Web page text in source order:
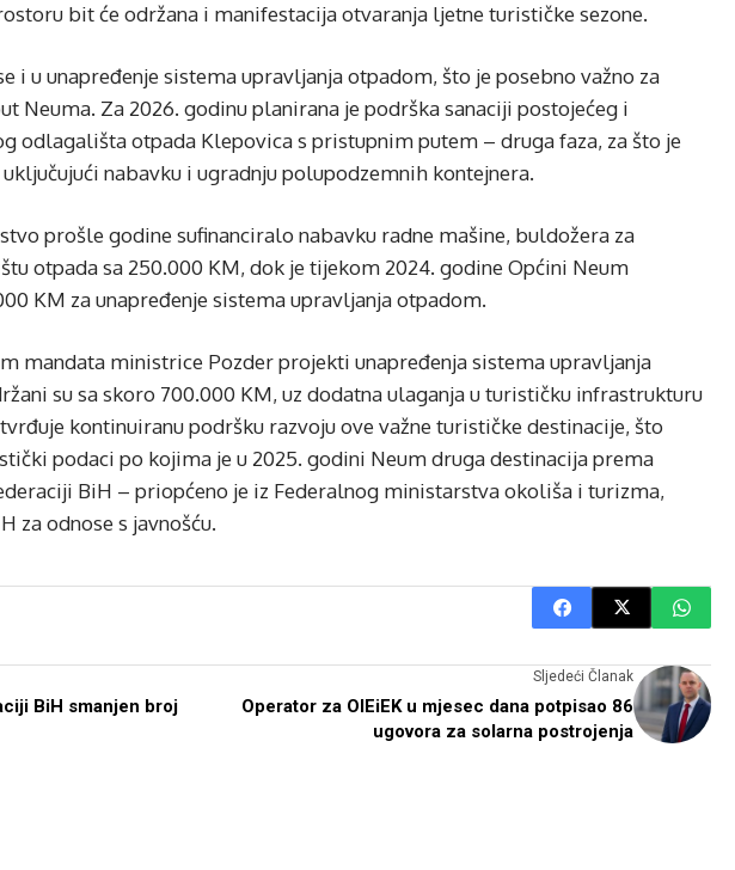
bit će održana i manifestacija otvaranja ljetne turističke sezone.
i u unapređenje sistema upravljanja otpadom, što je posebno važno za
Neuma. Za 2026. godinu planirana je podrška sanaciji postojećeg i
odlagališta otpada Klepovica s pristupnim putem – druga faza, za što je
nabavku i ugradnju polupodzemnih kontejnera.
prošle godine sufinanciralo nabavku radne mašine, buldožera za
otpada sa 250.000 KM, dok je tijekom 2024. godine Općini Neum
KM za unapređenje sistema upravljanja otpadom.
mandata ministrice Pozder projekti unapređenja sistema upravljanja
su sa skoro 700.000 KM, uz dodatna ulaganja u turističku infrastrukturu
kontinuiranu podršku razvoju ove važne turističke destinacije, što
podaci po kojima je u 2025. godini Neum druga destinacija prema
BiH – priopćeno je iz Federalnog ministarstva okoliša i turizma,
za odnose s javnošću.
BiH smanjen broj
Sljedeći Članak
Operator za OIEiEK u mjesec dana potpisao 86
ugovora za solarna postrojenja